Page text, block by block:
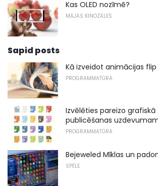
Kas OLED nozīmē?
MĀJAS KINOZĀLES
Sapid posts
Kā izveidot animācijas
PROGRAMMATŪRA
Izvēlēties pareizo
publicēšanas
PROGRAMMATŪRA
Bejeweled Mīklas un
SPĒLE